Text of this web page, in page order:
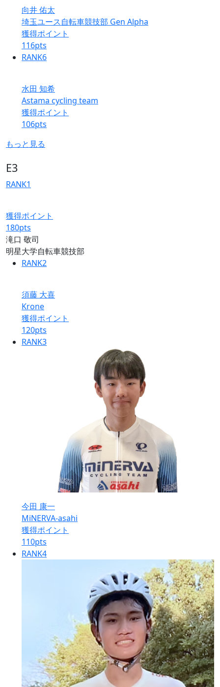
向井 佑太
埼玉ユース自転車競技部 Gen Alpha
獲得ポイント
116pts
RANK6
水田 知希
Astama cycling team
獲得ポイント
106pts
もっと見る
E3
RANK1
獲得ポイント
180pts
滝口 敬司
明星大学自転車競技部
RANK2
須藤 大喜
Krone
獲得ポイント
120pts
RANK3
今田 康一
MiNERVA-asahi
獲得ポイント
110pts
RANK4